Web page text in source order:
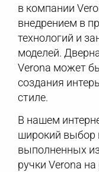
в компании
внедрением в
технологий и
моделей.
Verona может
создания
стиле.
В нашем
широкий выбор
выполненных
ручки Verona